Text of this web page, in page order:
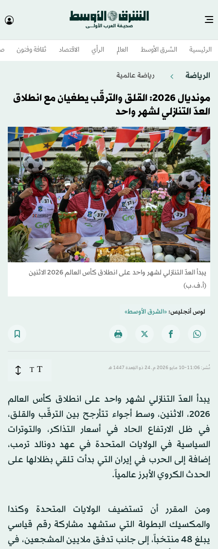
الرئيسية الشرق الأوسط​ العالم الرأي الاقتصاد ثقافة وفنون
الرياضة رياضة عالمية
مونديال 2026: القلق والترقّب يطغيان مع انطلاق
العدّ التنازلي لشهر واحد
يبدأ العدّ التنازلي لشهر واحد على انطلاق كأس العالم 2026 الاثنين
(أ.ف.ب)
لوس أنجليس:«الشرق الأوسط»
نُشر: 11:06-10 مايو 2026 م ـ 24 ذو القِعدة 1447 هـ T
T
يبدأ العدّ التنازلي لشهر واحد على انطلاق كأس العالم
2026، الاثنين، وسط أجواء تتأرجح بين الترقّب والقلق،
في ظل الارتفاع الحاد في أسعار التذاكر، والتوترات
السياسية في الولايات المتحدة في عهد دونالد ترمب،
إضافة إلى الحرب في إيران التي بدأت تلقي بظلالها على
الحدث الكروي الأبرز عالمياً.
ومن المقرر أن تستضيف الولايات المتحدة وكندا
والمكسيك البطولة التي ستشهد مشاركة رقم قياسي
يبلغ 48 منتخباً، إلى جانب تدفق ملايين المشجعين، في